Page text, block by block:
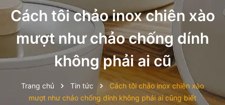
Cách tôi chảo inox chiên xào
mượt như chảo chống dính
không phải ai cũ
Trang chủ Tin tức
Cách tôi chảo inox chiên xào
mượt như chảo chống dính không phải ai cũng biết